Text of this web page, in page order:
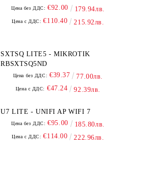
Цена без ДДС: €92.00 179.94лв.
Цена с ДДС: €110.40 215.92лв.
SXTSQ LITE5 - MIKROTIK
RBSXTSQ5ND
Цена без ДДС: €39.37 77.00лв.
Цена с ДДС: €47.24 92.39лв.
U7 LITE - UNIFI AP WIFI 7
Цена без ДДС: €95.00 185.80лв.
Цена с ДДС: €114.00 222.96лв.